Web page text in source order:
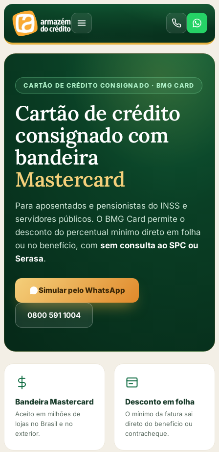
CARTÃO DE CRÉDITO CONSIGNADO · BMG CARD
Cartão de crédito
consignado com
bandeira
Mastercard
Para aposentados e pensionistas do INSS e
servidores públicos. O BMG Card permite o
desconto do percentual mínimo direto em folha
ou no benefício, comsem consulta ao SPC ou
Serasa.
Simular pelo WhatsApp
0800 591 1004
Bandeira Mastercard
Aceito em milhões de
lojas no Brasil e no
exterior.
Desconto em folha
O mínimo da fatura sai
direto do benefício ou
contracheque.